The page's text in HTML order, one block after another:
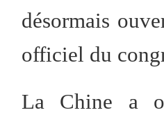
désormais
officiel du
La Chine a